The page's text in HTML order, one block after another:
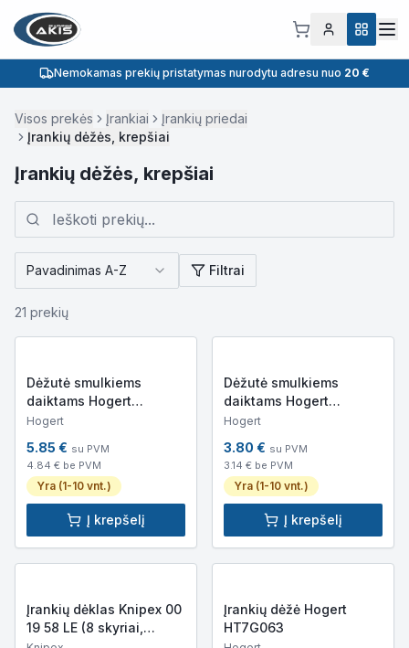
Nemokamas prekių pristatymas nurodytu adresu nuo 20 €
Visos prekės Įrankiai
Įrankių priedai
Įrankių dėžės, krepšiai
Įrankių dėžės, krepšiai
Pavadinimas A-Z Filtrai
21 prekių
Dėžutė smulkiems
daiktams Hogert
HT7G022
Hogert
5.85 € su PVM
4.84 € be PVM
Yra (1-10 vnt.)
Į krepšelį
Dėžutė smulkiems
daiktams Hogert
HT7G509
Hogert
3.80 € su PVM
3.14 € be PVM
Yra (1-10 vnt.)
Į krepšelį
Įrankių dėklas Knipex 00
19 58 LE (8 skyriai,
Įrankių dėžė Hogert
HT7G063